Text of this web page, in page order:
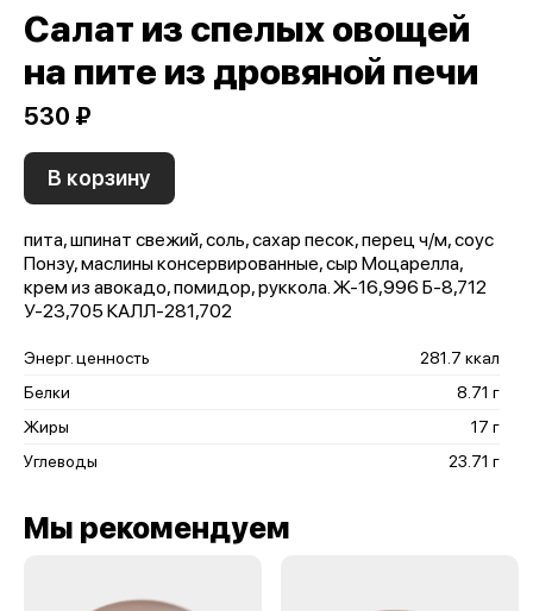
Салат из спелых овощей
на пите из дровяной печи
530 ₽
В корзину
пита, шпинат свежий, соль, сахар песок, перец ч/м, соус
Понзу, маслины консервированные, сыр Моцарелла,
крем из авокадо, помидор, руккола. Ж-16,996 Б-8,712
У-23,705 КАЛЛ-281,702
Энерг. ценность
281.7 ккал
Белки
8.71 г
Жиры
17 г
Углеводы
23.71 г
Мы рекомендуем